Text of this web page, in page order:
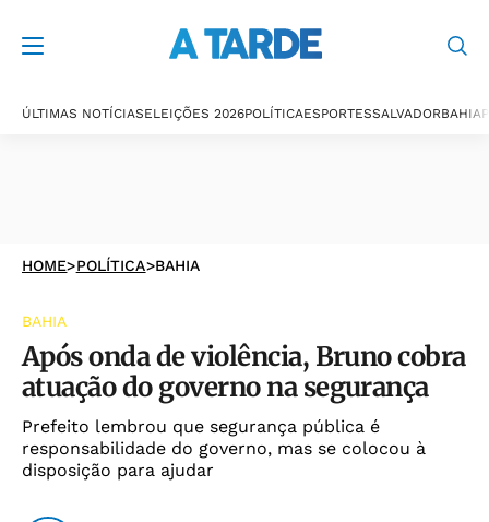
ÚLTIMAS NOTÍCIASELEIÇÕES 2026POLÍTICAESPORTESSALVADORBAHIA
HOME>POLÍTICA>BAHIA
BAHIA
Após onda de violência, Bruno cobra
atuação do governo na segurança
Prefeito lembrou que segurança pública é
responsabilidade do governo, mas se colocou à
disposição para ajudar